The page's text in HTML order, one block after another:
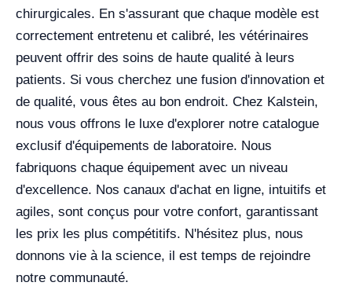
chirurgicales. En s'assurant que chaque modèle est
correctement entretenu et calibré, les vétérinaires
peuvent offrir des soins de haute qualité à leurs
patients. Si vous cherchez une fusion d'innovation et
de qualité, vous êtes au bon endroit. Chez Kalstein,
nous vous offrons le luxe d'explorer notre catalogue
exclusif d'équipements de laboratoire. Nous
fabriquons chaque équipement avec un niveau
d'excellence. Nos canaux d'achat en ligne, intuitifs et
agiles, sont conçus pour votre confort, garantissant
les prix les plus compétitifs. N'hésitez plus, nous
donnons vie à la science, il est temps de rejoindre
notre communauté.